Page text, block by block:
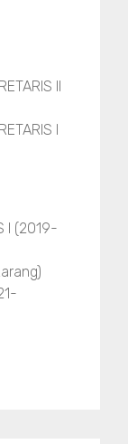
II
I
I (2019-